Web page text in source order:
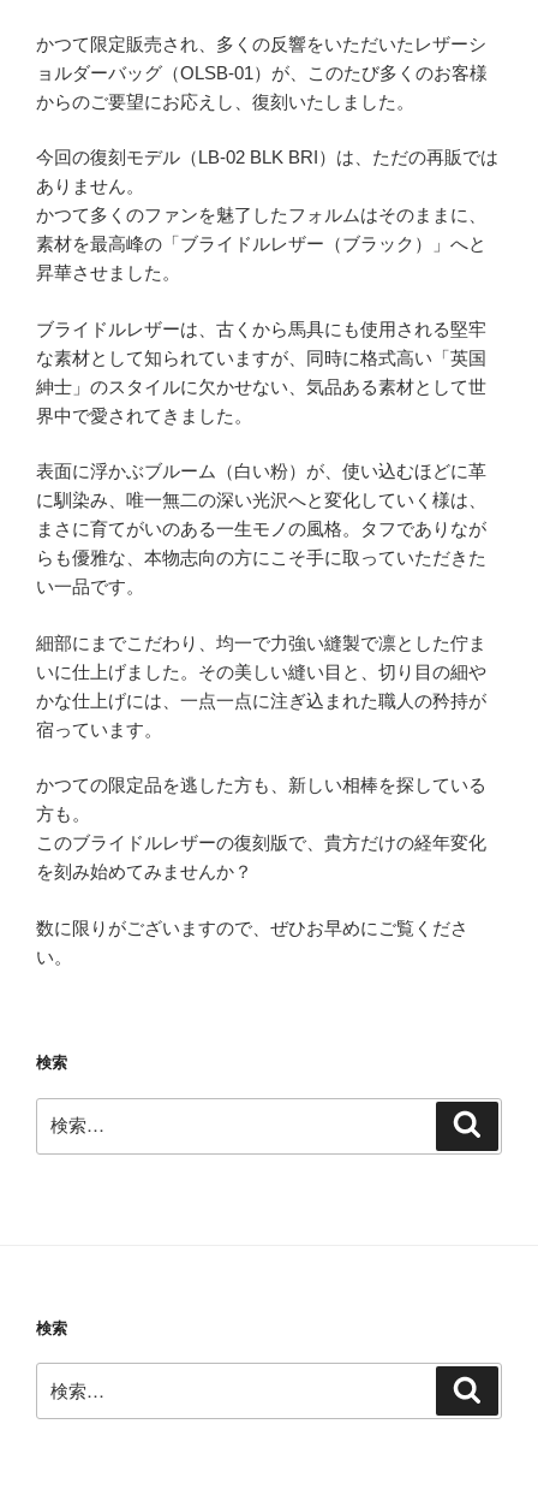
かつて限定販売され、多くの反響をいただいたレザーシ
ョルダーバッグ（OLSB-01）が、このたび多くのお客様
からのご要望にお応えし、復刻いたしました。
今回の復刻モデル（LB-02 BLK BRI）は、ただの再販では
ありません。
かつて多くのファンを魅了したフォルムはそのままに、
素材を最高峰の「ブライドルレザー（ブラック）」へと
昇華させました。
ブライドルレザーは、古くから馬具にも使用される堅牢
な素材として知られていますが、同時に格式高い「英国
紳士」のスタイルに欠かせない、気品ある素材として世
界中で愛されてきました。
表面に浮かぶブルーム（白い粉）が、使い込むほどに革
に馴染み、唯一無二の深い光沢へと変化していく様は、
まさに育てがいのある一生モノの風格。タフでありなが
らも優雅な、本物志向の方にこそ手に取っていただきた
い一品です。
細部にまでこだわり、均一で力強い縫製で凛とした佇ま
いに仕上げました。その美しい縫い目と、切り目の細や
かな仕上げには、一点一点に注ぎ込まれた職人の矜持が
宿っています。
かつての限定品を逃した方も、新しい相棒を探している
方も。
このブライドルレザーの復刻版で、貴方だけの経年変化
を刻み始めてみませんか？
数に限りがございますので、ぜひお早めにご覧くださ
い。
検索
索:
検索
索: